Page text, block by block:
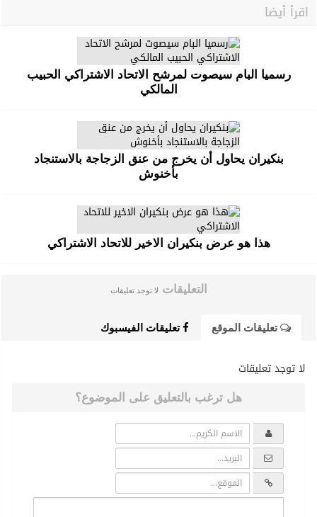
اقرأ أيضا
رسميا البام سيصوت لمرشح الاتحاد الاشتراكي الحبيب
المالكي
بنكيران يحاول أن يخرج من عنق الزجاجة بالاستنجاد
بأخنوش
هذا هو عرض بنكيران الاخير للاتحاد الاشتراكي
التعليقات لا توجد تعليقات
تعليقات الموقع تعليقات الفيسبوك
لا توجد تعليقات
هل ترغب بالتعليق على الموضوع؟